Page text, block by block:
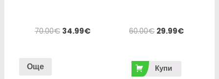
70.00€ 34.99€
Още
60.00€ 29.99€
Купи